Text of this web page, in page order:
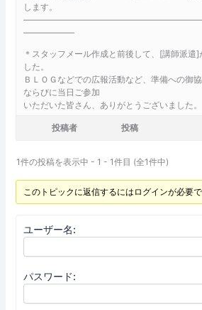
します。
――――――
＊スタッフメール作成と前後して、[講師派遣]
した。
ＢＬＯＧなどでの広報活動など、準備への御
ならびに当日ご参加
いただいた皆さん、ありがとうございました。
投稿者 投稿
1件の投稿を表示中 - 1 - 1件目 (全1件中)
このトピックに返信するにはログインが必要で
ユーザー名:
パスワード: